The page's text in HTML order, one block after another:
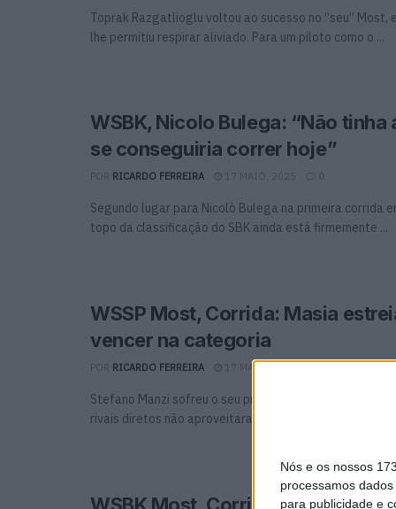
Nós e os nossos
processamos
para publicidade e
Toprak Razgatlioglu voltou ao sucesso no “seu” Most,
lhe permitiu respirar aliviado. Para um piloto como o ...
WSBK, Nicolo Bulega: “Não tinha
se conseguiria correr hoje”
RICARDO FERREIRA 17 MAIO, 2025 0
Segundo lugar para Nicolò Bulega na primeira corrida
topo da classificação do SBK ainda está firmemente ...
WSSP Most, Corrida: Masia
vencer na categoria
RICARDO FERREIRA 17 MAIO, 2025
Stefano Manzi sofreu o seu primeiro "zero" da
rivais diretos não aproveitaram e o espanhol Jaume ...